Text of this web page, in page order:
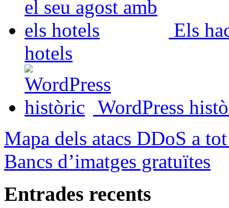
Els
hotels
WordPress
Mapa dels atacs DDoS a
Bancs d’imatges gratuïtes
Entrades recents